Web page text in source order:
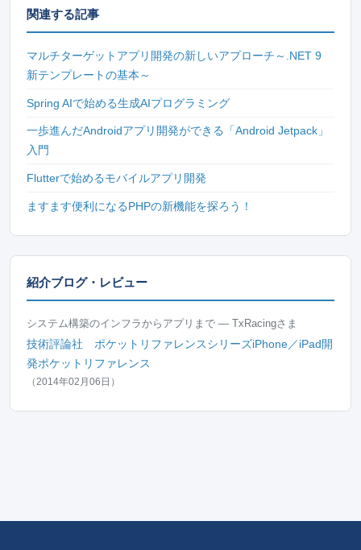
関連する記事
マルチターゲットアプリ開発の新しいアプローチ～.NET 9
新テンプレートの基本～
Spring AIで始める生成AIプログラミング
一歩進んだAndroidアプリ開発ができる「Android Jetpack」
入門
Flutterで始めるモバイルアプリ開発
ますます便利になるPHPの新機能を探ろう！
紹介ブログ・レビュー
システム構築のインフラからアプリまで — TxRacingさま
技術評論社 ポケットリファレンスシリーズiPhone／iPad開
発ポケットリファレンス
（2014年02月06日）